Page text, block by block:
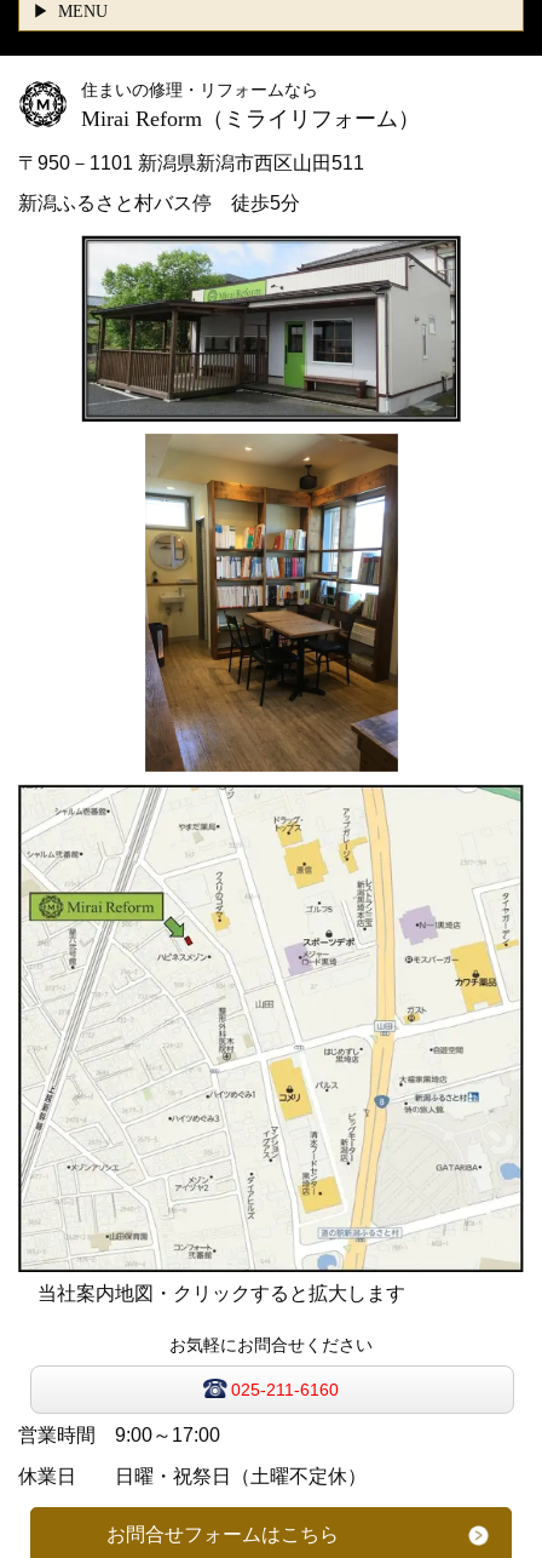
MENU
住まいの修理・リフォームなら
Mirai Reform （ミライリフォーム）
〒950－1101 新潟県新潟市西区山田511
新潟ふるさと村バス停 徒歩5分
当社案内地図・クリックすると拡大します
お気軽にお問合せください
025-211-6160
営業時間 9:00～17:00
休業日 日曜・祝祭日（土曜不定休）
お問合せフォームはこちら